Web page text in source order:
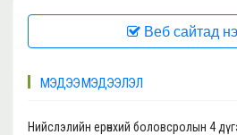
Веб сайтад
МЭДЭЭ МЭДЭЭЛЭЛ
Нийслэлийн ерөнхий боловсролын 4